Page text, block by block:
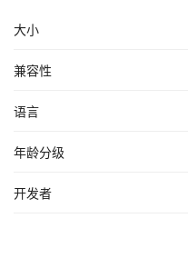
大小
兼容性
语言
年龄分级
开发者